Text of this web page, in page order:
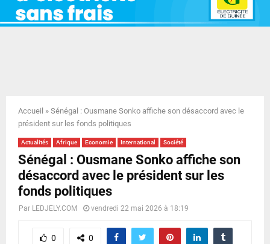
Y
N
U
Accueil » Sénégal : Ousmane Sonko affiche son désaccord avec le
président sur les fonds politiques
Actualités Afrique Economie International Société
Sénégal : Ousmane Sonko affiche son
désaccord avec le président sur les
fonds politiques
Par LEDJELY.COM vendredi 22 mai 2026 à 18:19
0 0